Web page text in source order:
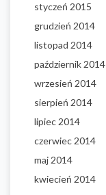
styczeń 2015
grudzień 2014
listopad 2014
październik 2014
wrzesień 2014
sierpień 2014
lipiec 2014
czerwiec 2014
maj 2014
kwiecień 2014